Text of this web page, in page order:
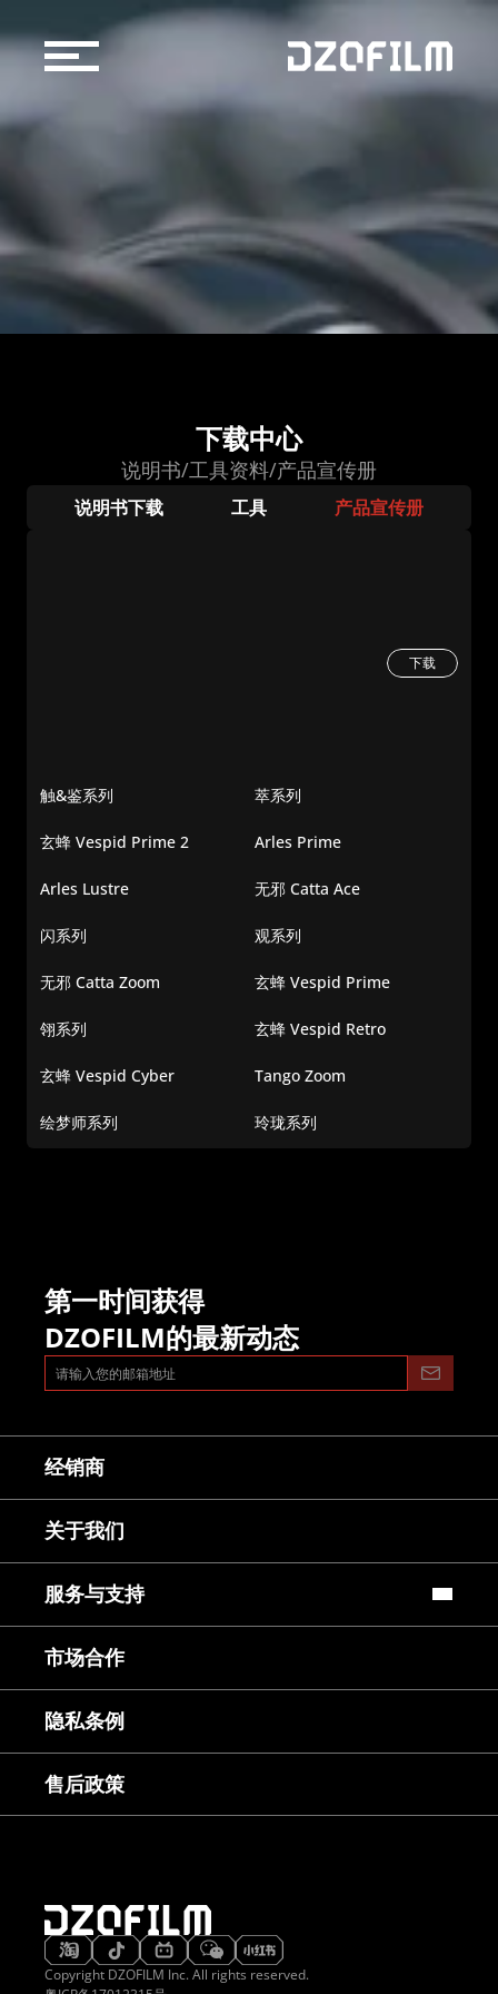
下载中心
说明书/工具资料/产品宣传册
说明书下载 工具 产品宣传册
下载
触&鉴系列 萃系列
玄蜂 Vespid Prime 2 Arles Prime
Arles Lustre 无邪 Catta Ace
闪系列 观系列
无邪 Catta Zoom 玄蜂 Vespid Prime
翎系列 玄蜂 Vespid Retro
玄蜂 Vespid Cyber Tango Zoom
绘梦师系列 玲珑系列
购买渠道
京东自营店
博客
服务支持
常见问题
市场合作
第一时间获得
DZOFILM的最新动态
经销商
关于我们
服务与支持
镜头使用教程
下载中心
服务与咨询
售后服务
延保服务
市场合作
隐私条例
售后政策
Copyright DZOFILM Inc. All rights reserved.